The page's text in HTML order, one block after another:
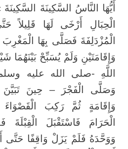
أَيُّهَا النَّاسُ السَّكِينَةَ
الْحِبَالِ أَرْخَى لَهَا
الْمُزْدَلِفَةَ فَصَلَّى بِهَا
وَإِقَامَتَيْنِ وَلَمْ يُسَبِّحْ
اللَّهِ -صلى الله عليه
وَصَلَّى الْفَجْرَ – حِينَ تَبَيَّنَ
وَإِقَامَةٍ ثُمَّ رَكِبَ
الْحَرَامَ فَاسْتَقْبَلَ الْقِبْلَةَ
وَوَحَّدَهُ فَلَمْ يَزَلْ وَاقِفًا حَتَّى